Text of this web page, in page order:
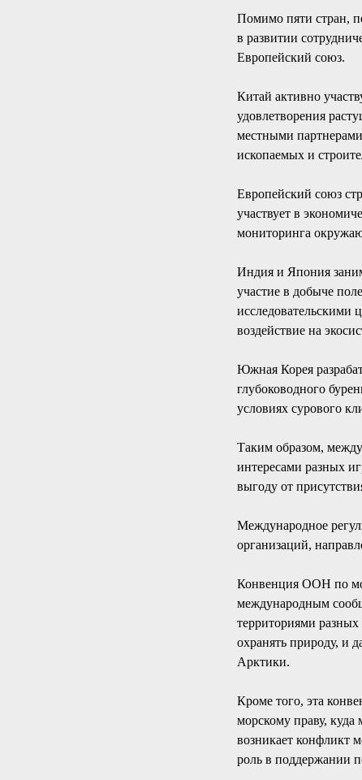
Помимо пяти стран,
в развитии
Европейский союз.
Китай активно
удовлетворения
местными
ископаемых и
Европейский союз
участвует в
мониторинга
Индия и Япония
участие в добыче
исследовательскими
воздействие на
Южная Корея
глубоководного
условиях сурового
Таким образом,
интересами разных
выгоду от
Международное
организаций,
Конвенция ООН по
международным
территориями разных
охранять природу, и
Арктики.
Кроме того, эта
морскому праву,
возникает конфликт
роль в поддержании